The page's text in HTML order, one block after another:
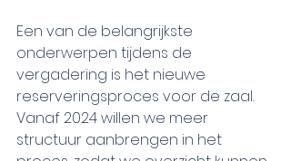
Een van de belangrijkste
onderwerpen tijdens de
vergadering is het nieuwe
reserveringsproces voor de zaal.
Vanaf 2024 willen we meer
structuur aanbrengen in het